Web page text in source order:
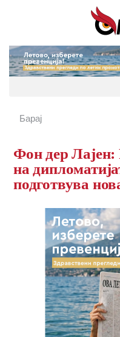
Фон дер Лајен:
на
подготвува